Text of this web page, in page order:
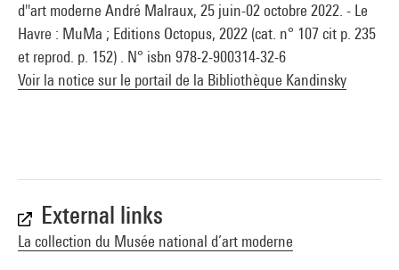
d''art moderne André Malraux, 25 juin-02 octobre 2022. - Le
Havre : MuMa ; Editions Octopus, 2022 (cat. n° 107 cit p. 235
et reprod. p. 152) . N° isbn 978-2-900314-32-6
Voir la notice sur le portail de la Bibliothèque Kandinsky
External links
La collection du Musée national d’art moderne